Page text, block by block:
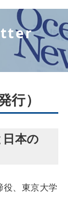
行）
本の
役、東京大学